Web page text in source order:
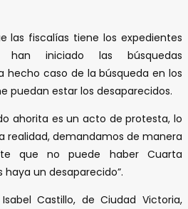
las fiscalías tiene los expedientes
iniciado las búsquedas
hecho caso de la búsqueda en los
puedan estar los desaparecidos.
ahorita es un acto de protesta, lo
realidad, demandamos de manera
que no puede haber Cuarta
un desaparecido”.
Castillo, de Ciudad Victoria,